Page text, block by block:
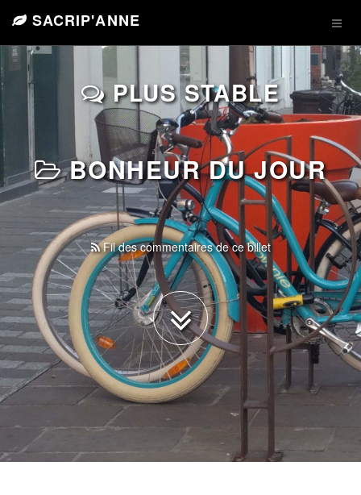
SACRIP'ANNE
PLUS STABLE
BONHEUR DU JOUR
Fil des commentaires de ce billet